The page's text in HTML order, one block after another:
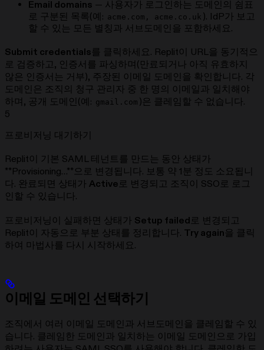
Email domains — 사용자가 로그인하는 도메인의 쉼표
로 구분된 목록(예: acme.com, acme.co.uk ). IdP가 보고
할 수 있는 모든 별칭과 서브도메인을 포함하세요.
Submit credentials를 클릭하세요. Replit이 URL을 동기적으
로 검증하고, 인증서를 파싱하며(만료되거나 아직 유효하지
않은 인증서는 거부), 주장된 이메일 도메인을 확인합니다. 각
도메인은 조직의 청구 관리자 중 한 명의 이메일과 일치해야
하며, 공개 도메인(예: gmail.com )은 클레임할 수 없습니다.
5
프로비저닝 대기하기
Replit이 기본 SAML 테넌트를 만드는 동안 상태가
**Provisioning…**으로 변경됩니다. 보통 약 1분 정도 소요됩니
다. 완료되면 상태가 Active 로 변경되고 조직이 SSO로 로그
인할 수 있습니다.
프로비저닝이 실패하면 상태가 Setup failed 로 변경되고
Replit이 자동으로 부분 상태를 정리합니다. Try again 을 클릭
하여 마법사를 다시 시작하세요.
이메일 도메인 선택하기
조직에서 여러 이메일 도메인과 서브도메인을 클레임할 수 있
습니다. 클레임한 도메인과 일치하는 이메일 도메인으로 가입